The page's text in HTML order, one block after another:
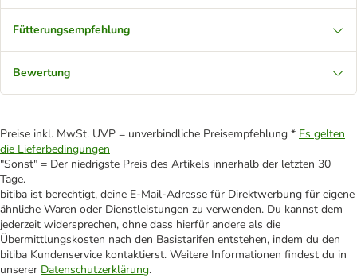
Fütterungsempfehlung
Bewertung
Preise inkl. MwSt. UVP = unverbindliche Preisempfehlung * Es gelten
die Lieferbedingungen
"Sonst" = Der niedrigste Preis des Artikels innerhalb der letzten 30
Tage.
bitiba ist berechtigt, deine E-Mail-Adresse für Direktwerbung für eigene
ähnliche Waren oder Dienstleistungen zu verwenden. Du kannst dem
jederzeit widersprechen, ohne dass hierfür andere als die
Übermittlungskosten nach den Basistarifen entstehen, indem du den
bitiba Kundenservice kontaktierst. Weitere Informationen findest du in
unserer Datenschutzerklärung.